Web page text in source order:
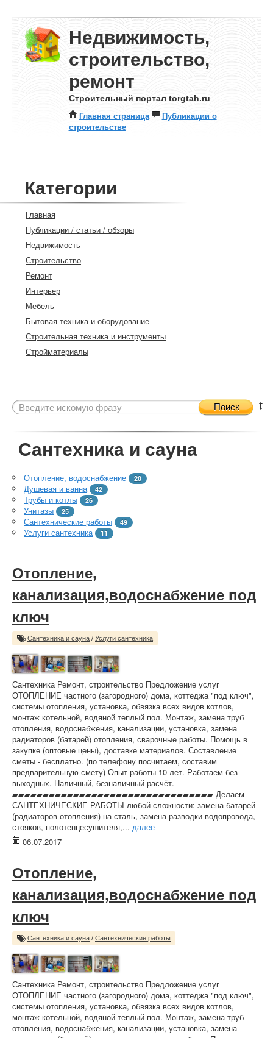
Недвижимость,
строительство,
ремонт
Строительный портал torgtah.ru
Главная страница
Публикации о
строительстве
Категории
Главная
Публикации / статьи / обзоры
Недвижимость
Строительство
Ремонт
Интерьер
Мебель
Бытовая техника и оборудование
Строительная техника и инструменты
Стройматериалы
Поиск
Сантехника и сауна
Отопление, водоснабжение 20
Душевая и ванна 42
Трубы и котлы 26
Унитазы 25
Сантехнические работы 49
Услуги сантехника 11
Отопление,
канализация,водоснабжение под
ключ
Сантехника и сауна / Услуги сантехника
Сантехника Ремонт, строительство Предложение услуг
ОТОПЛЕНИЕ частного (загородного) дома, коттеджа "под ключ",
системы отопления, установка, обвязка всех видов котлов,
монтаж котельной, водяной теплый пол. Монтаж, замена труб
отопления, водоснабжения, канализации, установка, замена
радиаторов (батарей) отопления, сварочные работы. Помощь в
закупке (оптовые цены), доставке материалов. Составление
сметы - бесплатно. (по телефону посчитаем, составим
предварительную смету) Опыт работы 10 лет. Работаем без
выходных. Наличный, безналичный расчёт.
▰▰▰▰▰▰▰▰▰▰▰▰▰▰▰▰▰▰▰▰▰▰▰▰▰▰▰▰▰▰▰▰▰ Делаем
САНТЕХНИЧЕСКИЕ РАБОТЫ любой сложности: замена батарей
(радиаторов отопления) на сталь, замена разводки водопровода,
стояков, полотенцесушителя,... далее
06.07.2017
Отопление,
канализация,водоснабжение под
ключ
Сантехника и сауна / Сантехнические работы
Сантехника Ремонт, строительство Предложение услуг
ОТОПЛЕНИЕ частного (загородного) дома, коттеджа "под ключ",
системы отопления, установка, обвязка всех видов котлов,
монтаж котельной, водяной теплый пол. Монтаж, замена труб
отопления, водоснабжения, канализации, установка, замена